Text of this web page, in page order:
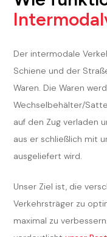
Der intermodale
Schiene und der
Waren. Die Waren
Wechselbehälter/
auf den Zug verladen
aus er schließlich mit
ausgeliefert wird.
Unser Ziel ist, die
Verkehrsträger zu
maximal zu